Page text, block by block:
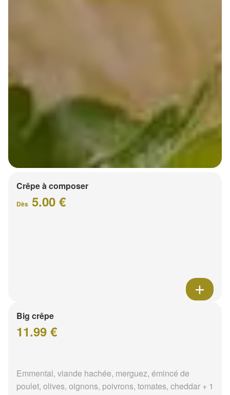
Crêpe à composer
Dès 5.00 €
Big crêpe
11.99 €
Emmental, viande hachée, merguez, émincé de
poulet, olives, oignons, poivrons, tomates, cheddar + 1